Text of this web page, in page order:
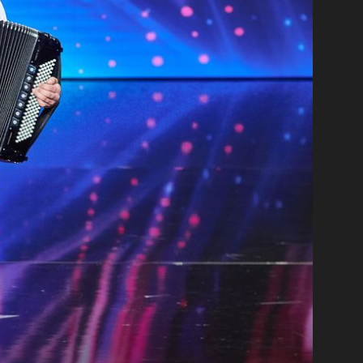
Foto: Screenshot
+8
PREPOZNAO GA I HARIS DŽINOVIĆ
Ovaj mladić jedan je od najtraženijih
harmonikaša u Hrvatskoj: ''Privilegija je
raditi posao koji voliš''